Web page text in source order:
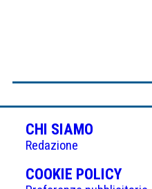
CHI SIAMO
Redazione
COOKIE POLICY(APRE